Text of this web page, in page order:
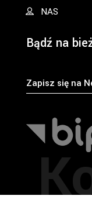
NAS
Bądź na